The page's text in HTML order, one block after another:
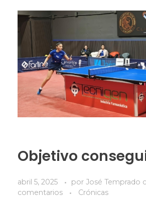
Objetivo
abril 5, 2025 por José Temprado
comentarios
Crónicas